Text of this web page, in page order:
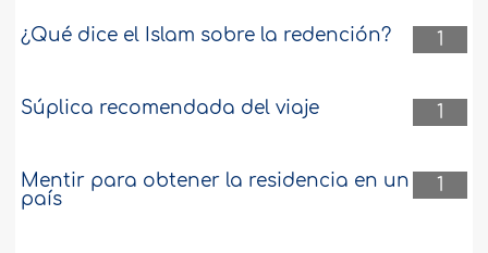
1
¿Qué dice el Islam sobre la redención?
1
Súplica recomendada del viaje
1
Mentir para obtener la residencia en un
país